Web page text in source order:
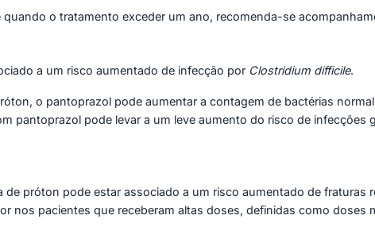
o tratamento exceder um ano, recomenda-se
a um risco aumentado de infecção por Clostridium difficile.
o pantoprazol pode aumentar a contagem de bactérias
pantoprazol pode levar a um leve aumento do risco de
próton pode estar associado a um risco aumentado de fraturas
nos pacientes que receberam altas doses, definidas como doses